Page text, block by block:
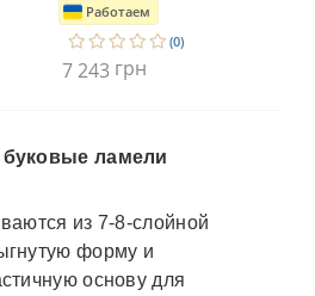
Работаем
(0)
7 243 грн
ламели
из 7-8-слойной
форму и
основу для